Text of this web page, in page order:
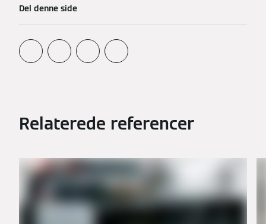
Del denne side
Relaterede referencer